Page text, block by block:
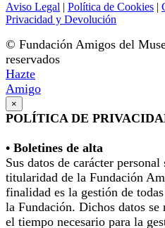
Aviso Legal | Política de Cookies |
Privacidad y Devolución
© Fundación Amigos del
reservados
Hazte
Amigo
×
POLÍTICA DE
• Boletines de alta
Sus datos de carácter
titularidad de la Fundación
finalidad es la gestión de
la Fundación. Dichos datos
el tiempo necesario para la